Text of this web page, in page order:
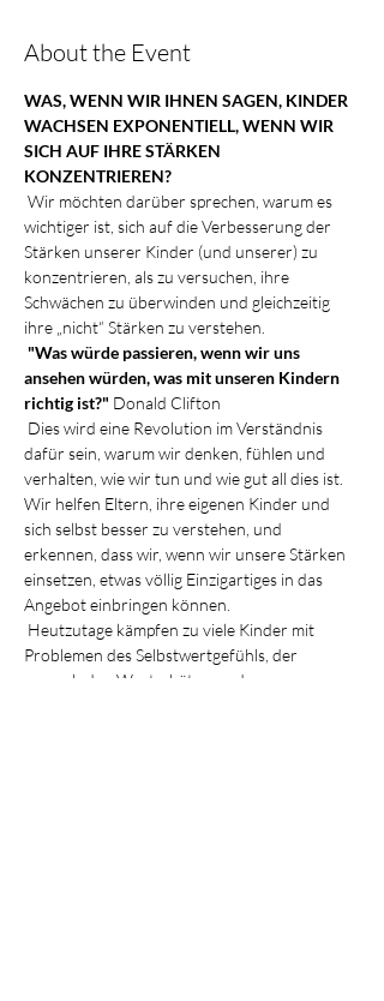
About the Event
WAS, WENN WIR IHNEN SAGEN, KINDER
WACHSEN EXPONENTIELL, WENN WIR
SICH AUF IHRE STÄRKEN
KONZENTRIEREN?
wichtiger ist, sich auf die Verbesserung der
Stärken unserer Kinder (und unserer) zu
konzentrieren, als zu versuchen, ihre
Schwächen zu überwinden und gleichzeitig
ihre „nicht“ Stärken zu verstehen.
"Was würde passieren, wenn wir uns
ansehen würden, was mit unseren Kindern
richtig ist?" Donald Clifton
dafür sein, warum wir denken, fühlen und
verhalten, wie wir tun und wie gut all dies ist.
Wir helfen Eltern, ihre eigenen Kinder und
sich selbst besser zu verstehen, und
erkennen, dass wir, wenn wir unsere Stärken
einsetzen, etwas völlig Einzigartiges in das
Angebot einbringen können.
Problemen des Selbstwertgefühls, der
mangelnden Wertschätzung, des